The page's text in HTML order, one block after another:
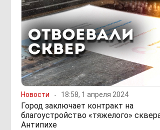
Новости 18:58, 1 апреля 2024
Город заключает контракт на
благоустройство «тяжелого»
Антипихе